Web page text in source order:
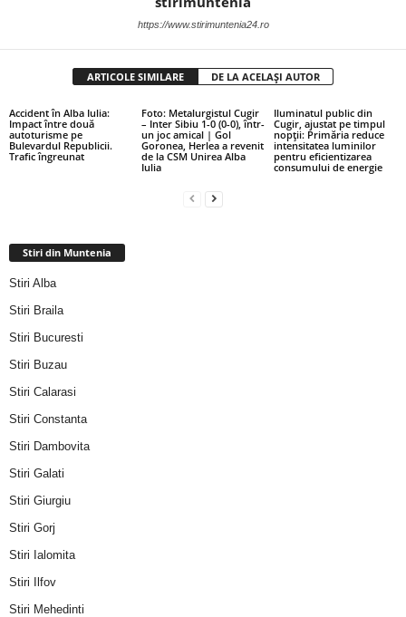
https://www.stirimuntenia24.ro
ARTICOLE SIMILARE DE LA ACELAȘI AUTOR
Accident în Alba Iulia:
Impact între două
autoturisme pe
Bulevardul Republicii.
Trafic îngreunat
Foto: Metalurgistul Cugir
– Inter Sibiu 1-0 (0-0), într-
un joc amical | Gol
Goronea, Herlea a revenit
de la CSM Unirea Alba
Iulia
Iluminatul public din
Cugir, ajustat pe timpul
nopții: Primăria reduce
intensitatea luminilor
pentru eficientizarea
consumului de energie
Stiri din Muntenia
Stiri Alba
Stiri Braila
Stiri Bucuresti
Stiri Buzau
Stiri Calarasi
Stiri Constanta
Stiri Dambovita
Stiri Galati
Stiri Giurgiu
Stiri Gorj
Stiri Ialomita
Stiri Ilfov
Stiri Mehedinti